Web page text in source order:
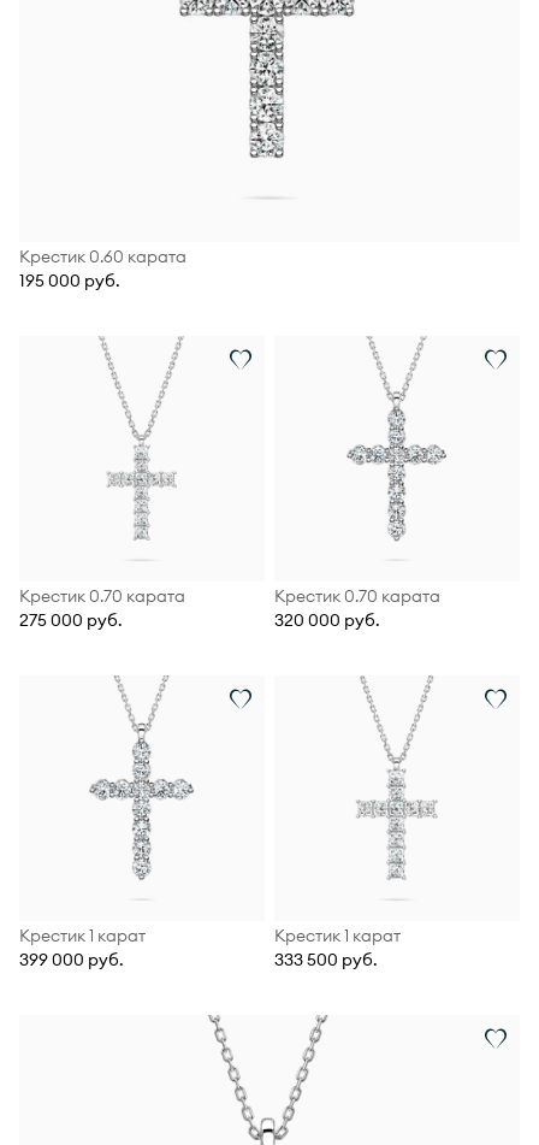
Крестик 0.60 карата
195 000 руб.
Крестик 0.70 карата
275 000 руб.
Крестик 0.70 карата
320 000 руб.
Крестик 1 карат
399 000 руб.
Крестик 1 карат
333 500 руб.